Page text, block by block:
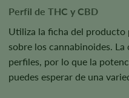
Perfil de THC y CBD
Utiliza la ficha del producto
sobre los cannabinoides.
perfiles, por lo que la
puedes esperar de una